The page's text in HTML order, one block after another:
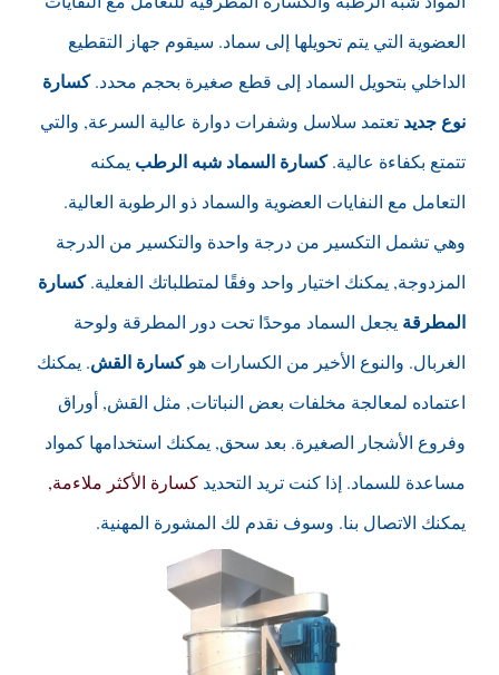
العضوية التي يتم تحويلها إلى سماد. سيقوم جهاز التقطيع
الداخلي بتحويل السماد إلى قطع صغيرة بحجم محدد.كسارة
نوع جديد تعتمد سلاسل وشفرات دوارة عالية السرعة, والتي
تتمتع بكفاءة عالية.كسارة السماد شبه الرطب يمكنه
التعامل مع النفايات العضوية والسماد ذو الرطوبة العالية.
وهي تشمل التكسير من درجة واحدة والتكسير من الدرجة
المزدوجة, يمكنك اختيار واحد وفقًا لمتطلباتك الفعلية.كسارة
المطرقة يجعل السماد موحدًا تحت دور المطرقة ولوحة
الغربال. والنوع الأخير من الكسارات هوكسارة القش. يمكنك
اعتماده لمعالجة مخلفات بعض النباتات, مثل القش, أوراق
وفروع الأشجار الصغيرة. بعد سحق, يمكنك استخدامها كمواد
مساعدة للسماد. إذا كنت تريد التحديد كسارة الأكثر ملاءمة,
يمكنك الاتصال بنا. وسوف نقدم لك المشورة المهنية.